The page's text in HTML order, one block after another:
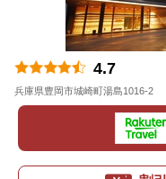
4.7
兵庫県豊岡市城崎町湯島1016-2